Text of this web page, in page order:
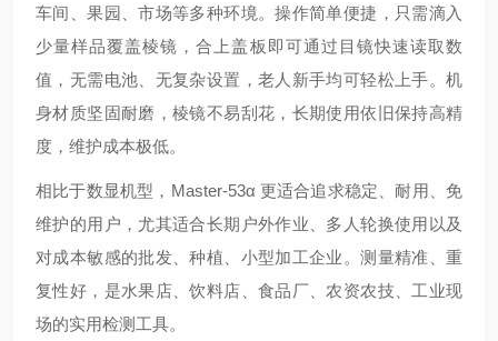
车间、果园、市场等多种环境。操作简单便捷，只需滴入
少量样品覆盖棱镜，合上盖板即可通过目镜快速读取数
值，无需电池、无复杂设置，老人新手均可轻松上手。机
身材质坚固耐磨，棱镜不易刮花，长期使用依旧保持高精
度，维护成本极低。
相比于数显机型，Master-53α 更适合追求稳定、耐用、免
维护的用户，尤其适合长期户外作业、多人轮换使用以及
对成本敏感的批发、种植、小型加工企业。测量精准、重
复性好，是水果店、饮料店、食品厂、农资农技、工业现
场的实用检测工具。